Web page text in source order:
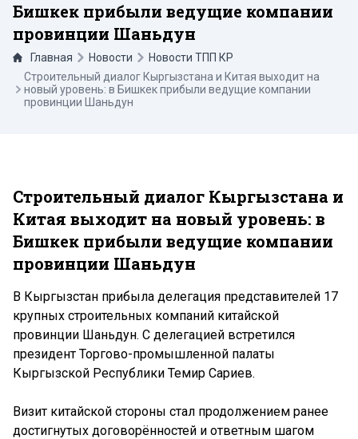
Бишкек прибыли ведущие компании
провинции Шаньдун
Главная Новости
Новости ТПП КР
Строительный диалог Кыргызстана и Китая выходит на
новый уровень: в Бишкек прибыли ведущие компании
провинции Шаньдун
Строительный диалог Кыргызстана и
Китая выходит на новый уровень: в
Бишкек прибыли ведущие компании
провинции Шаньдун
В Кыргызстан прибыла делегация представителей 17
крупных строительных компаний китайской
провинции Шаньдун. С делегацией встретился
президент Торгово-промышленной палаты
Кыргызской Республики Темир Сариев.
Визит китайской стороны стал продолжением ранее
достигнутых договорённостей и ответным шагом